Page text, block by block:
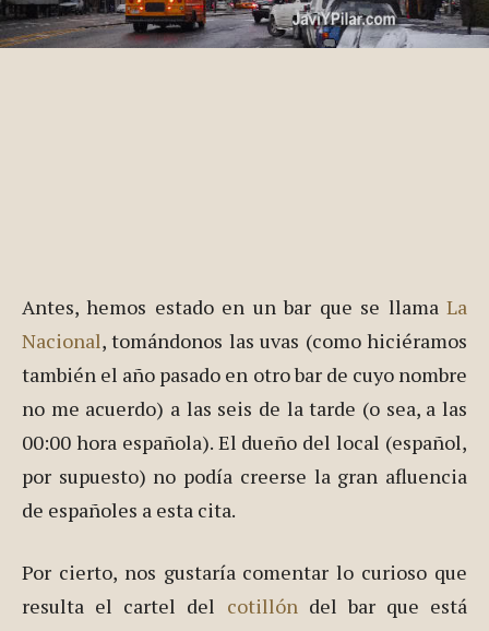
Antes, hemos estado en un bar que se llamaLa
Nacional, tomándonos las uvas (como hiciéramos
también el año pasado en otro bar de cuyo nombre
no me acuerdo) a las seis de la tarde (o sea, a las
por supuesto) no podía creerse la gran afluencia
de españoles a esta cita.